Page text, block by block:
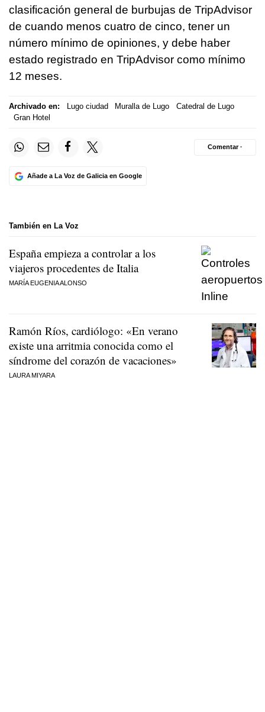
clasificación general de burbujas de TripAdvisor
de cuando menos cuatro de cinco, tener un
número mínimo de opiniones, y debe haber
estado registrado en TripAdvisor como mínimo
12 meses.
Archivado en: Lugo ciudad Muralla de Lugo
Catedral de Lugo
Gran Hotel
Añade a La Voz de Galicia en Google
Comentar ·
También en La Voz
España empieza a controlar a los
viajeros procedentes de Italia
MARÍA EUGENIA ALONSO
Ramón Ríos, cardiólogo: «En verano
existe una arritmia conocida como el
síndrome del corazón de vacaciones»
LAURA MIYARA